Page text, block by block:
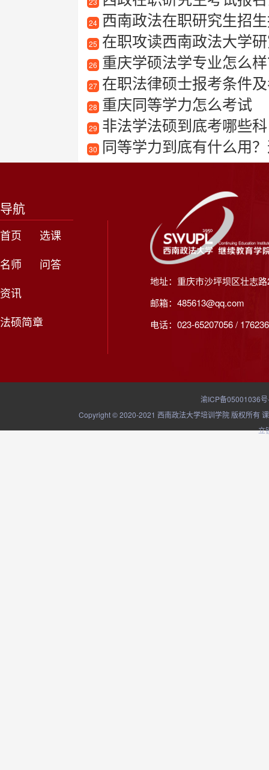
24 西南政法在职研究生招
25 在职攻读西南政法大学研究生
26 重庆学硕法学专业怎么样
27 在职法律硕士报考条件及
28 重庆同等学力怎么考试
29 非法学法硕到底考哪些
30 同等学力到底有什么用
导航
首页
选课
名师
问答
资讯
法硕简章
地址：重庆市沙坪坝区壮志
邮箱：485613@qq.com
电话：023-65207056 /
渝ICP备05001036
Copyright © 2020-2021 西南政法大学培训学院 版权所有
立